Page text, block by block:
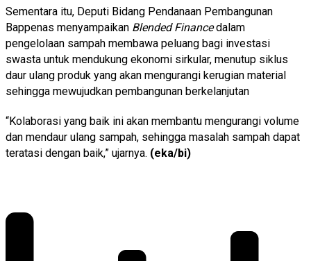
Sementara itu, Deputi Bidang Pendanaan Pembangunan
Bappenas menyampaikan Blended Financedalam
pengelolaan sampah membawa peluang bagi investasi
swasta untuk mendukung ekonomi sirkular, menutup siklus
daur ulang produk yang akan mengurangi kerugian material
sehingga mewujudkan pembangunan berkelanjutan
“Kolaborasi yang baik ini akan membantu mengurangi volume
dan mendaur ulang sampah, sehingga masalah sampah dapat
teratasi dengan baik,” ujarnya. (eka/bi)